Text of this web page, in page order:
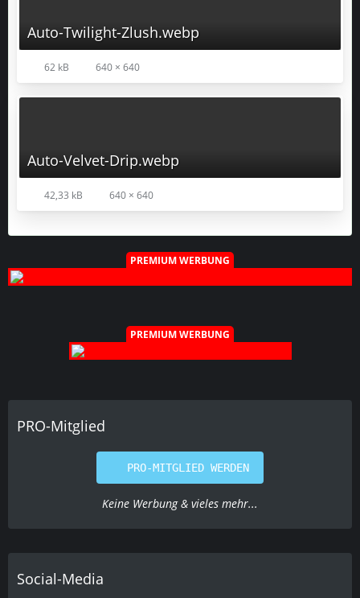
Auto-Twilight-Zlush.webp
62 kB 640 × 640
Auto-Velvet-Drip.webp
42,33 kB 640 × 640
PREMIUM WERBUNG
PREMIUM WERBUNG
PRO-Mitglied
PRO-MITGLIED WERDEN
Keine Werbung & vieles mehr...
Social-Media